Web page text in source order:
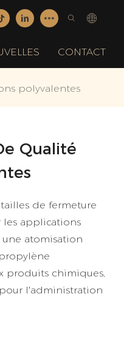
CONTACT
polyvalentes
Qualité
de fermeture
les applications
atomisation
produits chimiques,
l'administration